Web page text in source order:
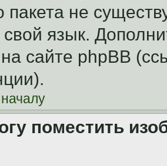
пакета не
свой язык.
сайте phpBB
поместить